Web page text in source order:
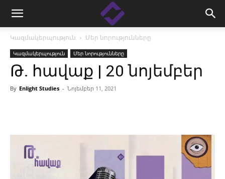
Կազմակերպություն Մեր նորությունները
Կազմակերպություն Մեր նորությունները
Թ․ հավաք | 20 նոյեմբեր
By Enlight Studies - Նոյեմբեր 11, 2021